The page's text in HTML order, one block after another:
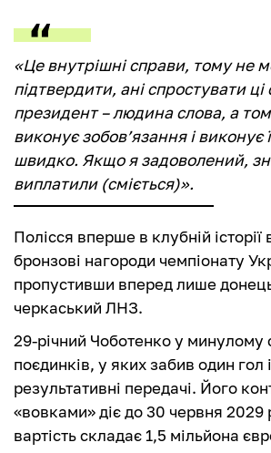
«Це внутрішні справи, тому не
підтвердити, ані спростувати
президент – людина слова, а
виконує зобов’язання і виконує
швидко. Якщо я задоволений,
виплатили (сміється)».
Полісся вперше в клубній
бронзові нагороди чемпіонату
пропустивши вперед лише
черкаський ЛНЗ.
29-річний Чоботенко у минулому
поєдинків, у яких забив один гол
результативні передачі. Його
«вовками» діє до 30 червня 2029
вартість складає 1,5 мільйона